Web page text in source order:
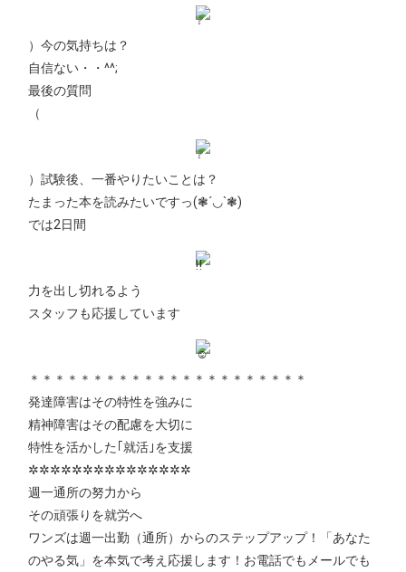
）今の気持ちは？
自信ない・・^^;
最後の質問
（
）試験後、一番やりたいことは？
たまった本を読みたいですっ(❃´◡`❃)
では2日間
力を出し切れるよう
スタッフも応援しています
＊＊＊＊＊＊＊＊＊＊＊＊＊＊＊＊＊＊＊＊＊＊
発達障害はその特性を強みに
精神障害はその配慮を大切に
特性を活かした｢就活｣を支援
✲✲✲✲✲✲✲✲✲✲✲✲✲✲✲
週一通所の努力から
その頑張りを就労へ
ワンズは週一出勤（通所）からのステップアップ！「あなた
のやる気」を本気で考え応援します！お電話でもメールでも